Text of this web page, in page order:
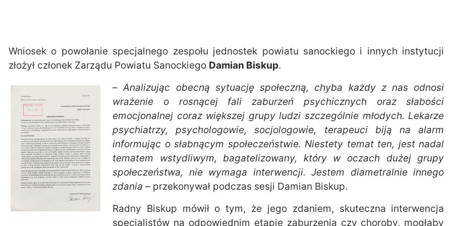
Wniosek o powołanie specjalnego zespołu jednostek powiatu sanockiego i innych instytucji
złożył członek Zarządu Powiatu Sanockiego Damian Biskup.
–Analizując obecną sytuację społeczną, chyba każdy z nas odnosi
wrażenie o rosnącej fali zaburzeń psychicznych oraz słabości
emocjonalnej coraz większej grupy ludzi szczególnie młodych. Lekarze
psychiatrzy, psychologowie, socjologowie, terapeuci biją na alarm
informując o słabnącym społeczeństwie. Niestety temat ten, jest nadal
tematem wstydliwym, bagatelizowany, który w oczach dużej grupy
społeczeństwa, nie wymaga interwencji. Jestem diametralnie innego
zdania – przekonywał podczas sesji Damian Biskup.
Radny Biskup mówił o tym, że jego zdaniem, skuteczna interwencja
specjalistów na odpowiednim etapie zaburzenia czy choroby, mogłaby